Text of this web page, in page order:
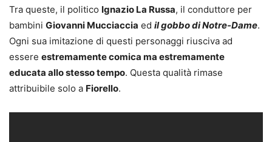
Tra queste, il politico Ignazio La Russa, il conduttore per
bambini Giovanni Mucciaccia ed il gobbo di Notre-Dame.
Ogni sua imitazione di questi personaggi riusciva ad
essere estremamente comica ma estremamente
educata allo stesso tempo. Questa qualità rimase
attribuibile solo a Fiorello.